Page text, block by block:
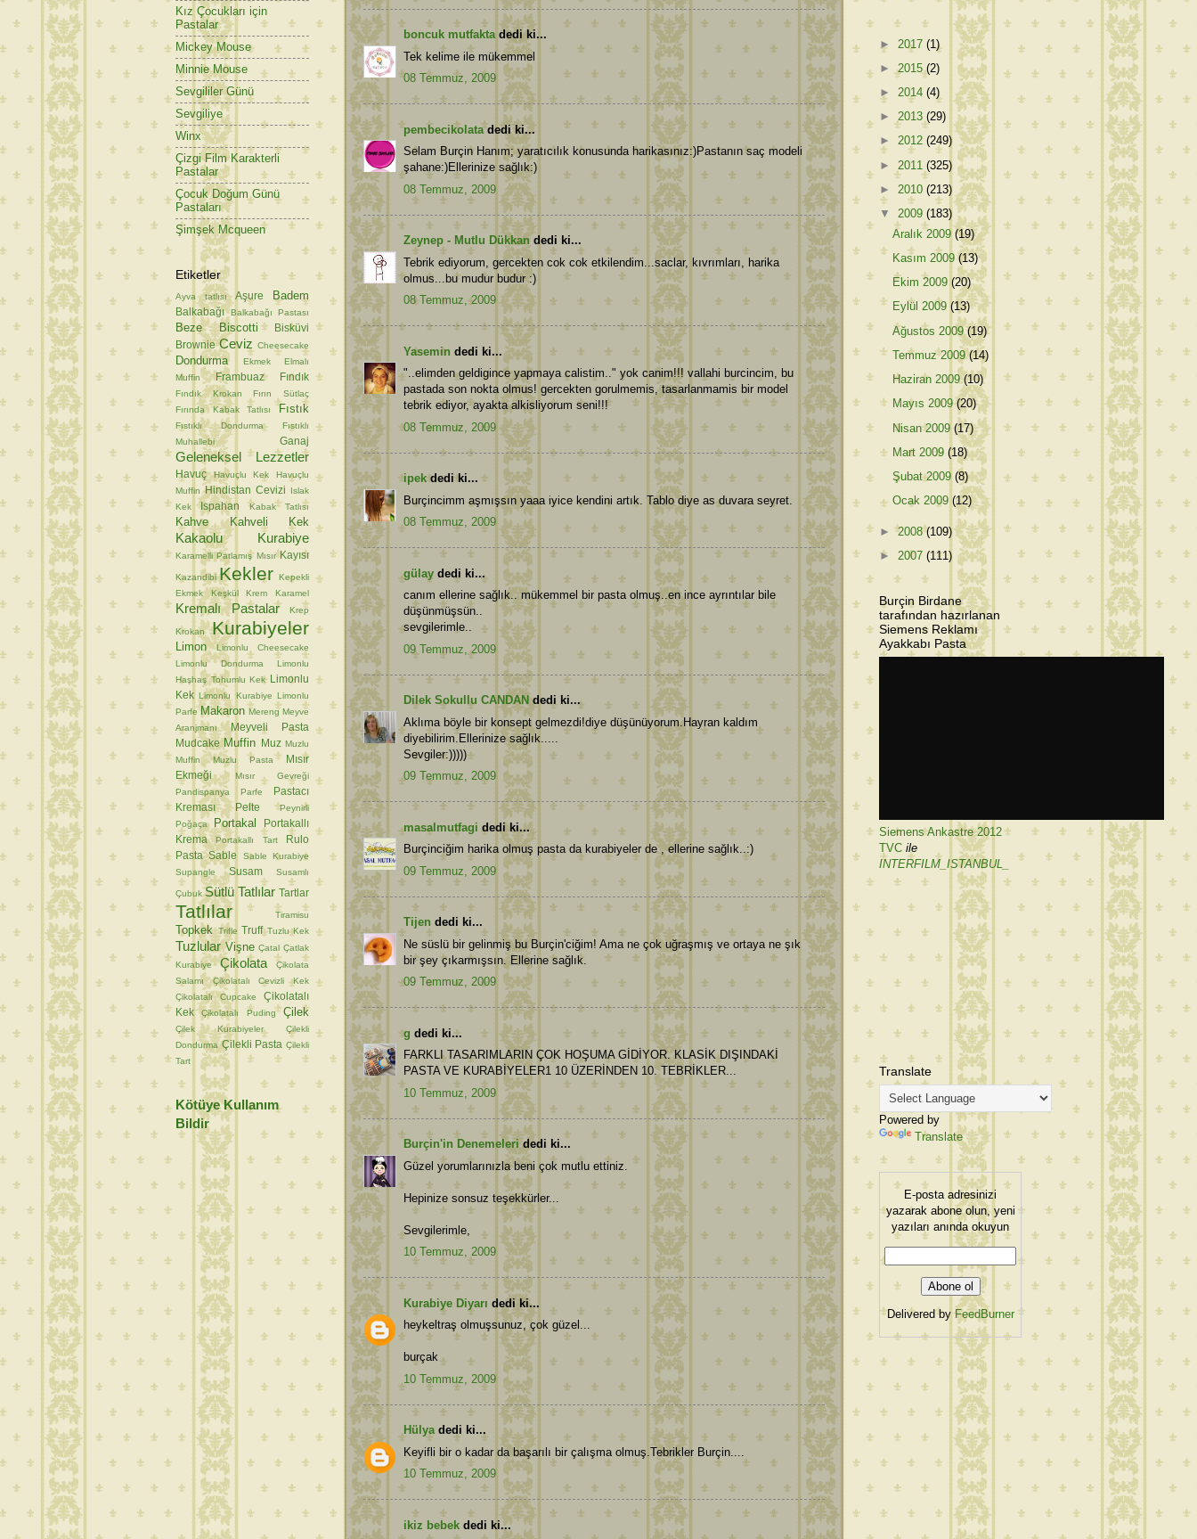
boncuk mutfaktadedi ki...
Tek kelime ile mükemmel
08 Temmuz, 2009
pembecikolatadedi ki...
Selam Burçin Hanım; yaratıcılık konusunda harikasınız:)Pastanın saç modeli
şahane:)Ellerinize sağlık:)
08 Temmuz, 2009
Zeynep - Mutlu Dükkandedi ki...
Tebrik ediyorum, gercekten cok cok etkilendim...saclar, kıvrımları, harika
olmus...bu mudur budur :)
08 Temmuz, 2009
Yasemin dedi ki...
"..elimden geldigince yapmaya calistim.." yok canim!!! vallahi burcincim, bu
pastada son nokta olmus! gercekten gorulmemis, tasarlanmamis bir model
tebrik ediyor, ayakta alkisliyorum seni!!!
08 Temmuz, 2009
ipekdedi ki...
Burçincimm aşmışsın yaaa iyice kendini artık. Tablo diye as duvara seyret.
08 Temmuz, 2009
gülay dedi ki...
canım ellerine sağlık.. mükemmel bir pasta olmuş..en ince ayrıntılar bile
düşünmüşsün..
sevgilerimle..
09 Temmuz, 2009
Dilek Sokullu CANDANdedi ki...
Aklıma böyle bir konsept gelmezdi!diye düşünüyorum.Hayran kaldım
diyebilirim.Ellerinize sağlık.....
Sevgiler:)))))
09 Temmuz, 2009
masalmutfagi dedi ki...
Burçinciğim harika olmuş pasta da kurabiyeler de , ellerine sağlık..:)
09 Temmuz, 2009
Tijen dedi ki...
Ne süslü bir gelinmiş bu Burçin'ciğim! Ama ne çok uğraşmış ve ortaya ne şık
bir şey çıkarmışsın. Ellerine sağlık.
09 Temmuz, 2009
g dedi ki...
FARKLI TASARIMLARIN ÇOK HOŞUMA GİDİYOR. KLASİK DIŞINDAKİ
PASTA VE KURABİYELER1 10 ÜZERİNDEN 10. TEBRİKLER...
10 Temmuz, 2009
Burçin'in Denemeleridedi ki...
Güzel yorumlarınızla beni çok mutlu ettiniz.
Hepinize sonsuz teşekkürler...
Sevgilerimle,
10 Temmuz, 2009
Kurabiye Diyarı dedi ki...
heykeltraş olmuşsunuz, çok güzel...
burçak
10 Temmuz, 2009
Hülyadedi ki...
Keyifli bir o kadar da başarılı bir çalışma olmuş.Tebrikler Burçin....
10 Temmuz, 2009
ikiz bebek dedi ki...
Kız Çocukları için
Pastalar
Mickey Mouse
Minnie Mouse
Sevgililer Günü
Sevgiliye
Winx
Çizgi Film Karakterli
Pastalar
Çocuk Doğum Günü
Pastaları
Şimşek Mcqueen
Etiketler
Ayva tatlısı Aşure Badem
Balkabağı Balkabağı Pastası
Beze Biscotti
Bisküvi
Brownie Ceviz Cheesecake
Dondurma Ekmek
Elmalı
Muffin
Frambuaz Fındık
Fındık Krokan
Fırın Sütlaç
Fırında Kabak Tatlısı
Fıstık
Fıstıklı Dondurma
Fıstıklı
Muhallebi
Ganaj
Geleneksel Lezzetler
Havuç Havuçlu Kek
Havuçlu
Muffin Hindistan Cevizi
Islak
Kek
Ispahan Kabak Tatlısı
Kahve Kahveli Kek
Kakaolu Kurabiye
Karamelli Patlamış Mısır Kayısı
Kazandibi Kekler Kepekli
Ekmek
Keşkül Krem Karamel
Kremalı Pastalar Krep
Krokan Kurabiyeler
Limon
Limonlu Cheesecake
Limonlu Dondurma
Limonlu
Haşhaş Tohumlu Kek
Limonlu
Kek Limonlu Kurabiye Limonlu
Parfe Makaron Mereng Meyve
Aranjmanı
Meyveli Pasta
Mudcake Muffin Muz Muzlu
Muffin
Muzlu Pasta
Mısır
Ekmeği
Mısır Gevreği
Pandispanya
Parfe
Pastacı
Kreması
Pelte
Peynirli
Poğaça
Portakal
Portakallı
Krema
Portakallı Tart
Rulo
Pasta Sable
Sable Kurabiye
Supangle
Susam Susamlı
Çubuk Sütlü Tatlılar Tartlar
Tatlılar Tiramisu
Topkek Trifle Truff Tuzlu Kek
Tuzlular Vişne Çatal Çatlak
Kurabiye
Çikolata
Çikolata
Salamı
Çikolatalı Cevizli Kek
Çikolatalı Cupcake
Çikolatalı
Kek
Çikolatalı Puding Çilek
Çilek Kurabiyeler
Çilekli
Dondurma Çilekli Pasta Çilekli
Tart
Kötüye Kullanım
Bildir
► 2017 (1)
►2015(2)
► 2014 (4)
► 2013 (29)
► 2012 (249)
► 2011 (325)
► 2010 (213)
▼ 2009 (183)
Aralık 2009(19)
Kasım 2009(13)
Ekim 2009(20)
Eylül 2009(13)
Ağustos 2009(19)
Temmuz 2009(14)
Haziran 2009(10)
Mayıs 2009(20)
Nisan 2009(17)
Mart 2009(18)
Şubat 2009(8)
Ocak 2009(12)
►2008(109)
► 2007 (111)
Burçin Birdane
tarafından hazırlanan
Siemens Reklamı
Ayakkabı Pasta
Siemens Ankastre 2012
TVC ile
INTERFILM_ISTANBUL_
Translate
Powered by
Translate
E-posta adresinizi
yazarak abone olun, yeni
yazıları anında okuyun
Delivered byFeedBurner